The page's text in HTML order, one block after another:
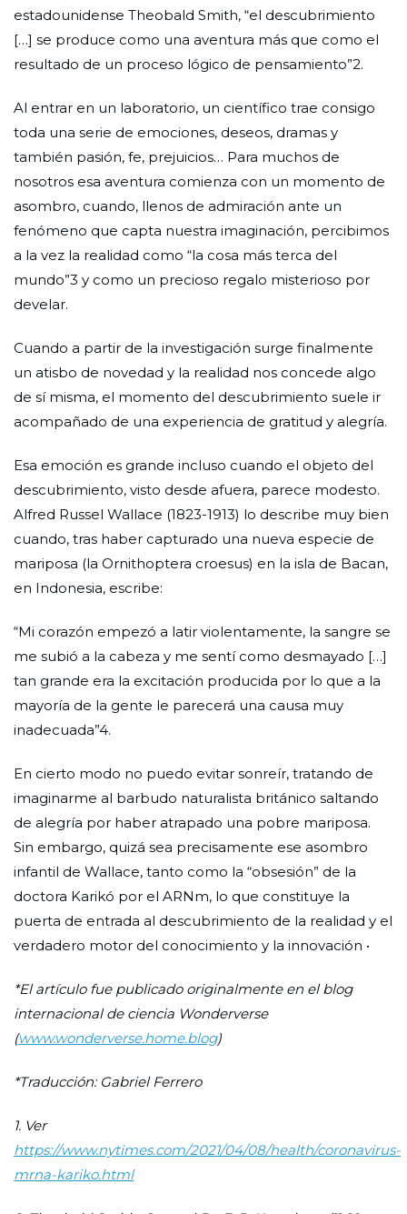
estadounidense Theobald Smith, “el descubrimiento
[…] se produce como una aventura más que como el
resultado de un proceso lógico de pensamiento”2.
Al entrar en un laboratorio, un científico trae consigo
toda una serie de emociones, deseos, dramas y
también pasión, fe, prejuicios… Para muchos de
nosotros esa aventura comienza con un momento de
asombro, cuando, llenos de admiración ante un
fenómeno que capta nuestra imaginación, percibimos
a la vez la realidad como “la cosa más terca del
mundo”3 y como un precioso regalo misterioso por
develar.
Cuando a partir de la investigación surge finalmente
un atisbo de novedad y la realidad nos concede algo
de sí misma, el momento del descubrimiento suele ir
acompañado de una experiencia de gratitud y alegría.
Esa emoción es grande incluso cuando el objeto del
descubrimiento, visto desde afuera, parece modesto.
Alfred Russel Wallace (1823-1913) lo describe muy bien
cuando, tras haber capturado una nueva especie de
mariposa (la Ornithoptera croesus) en la isla de Bacan,
en Indonesia, escribe:
“Mi corazón empezó a latir violentamente, la sangre se
me subió a la cabeza y me sentí como desmayado […]
tan grande era la excitación producida por lo que a la
mayoría de la gente le parecerá una causa muy
inadecuada”4.
En cierto modo no puedo evitar sonreír, tratando de
imaginarme al barbudo naturalista británico saltando
de alegría por haber atrapado una pobre mariposa.
Sin embargo, quizá sea precisamente ese asombro
infantil de Wallace, tanto como la “obsesión” de la
doctora Karikó por el ARNm, lo que constituye la
puerta de entrada al descubrimiento de la realidad y el
verdadero motor del conocimiento y la innovación •
*El artículo fue publicado originalmente en el blog
internacional de ciencia Wonderverse
(www.wonderverse.home.blog)
*Traducción: Gabriel Ferrero
1. Ver
https://www.nytimes.com/2021/04/08/health/coronavirus-
mrna-kariko.html